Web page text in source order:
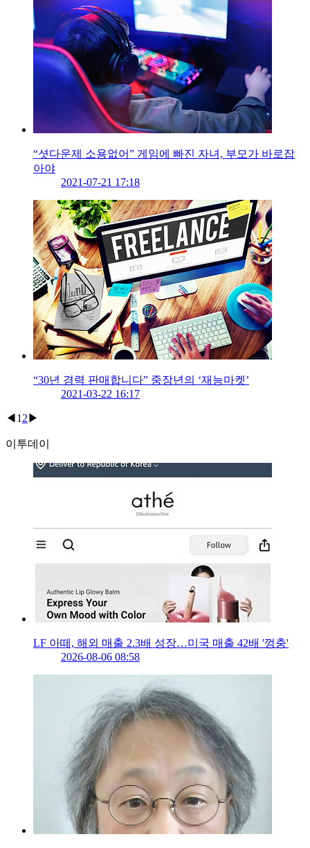
“셧다운제 소용없어” 게임에 빠진 자녀, 부모가 바로잡
아야
2021-07-21 17:18
“30년 경력 판매합니다” 중장년의 ‘재능마켓’
2021-03-22 16:17
◀ 1 2 ▶
이투데이
LF 아떼, 해외 매출 2.3배 성장…미국 매출 42배 '껑충'
2026-08-06 08:58